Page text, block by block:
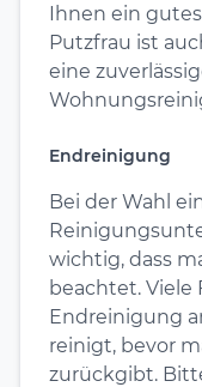
Ihnen ein
Putzfrau ist
eine
Endreinigung
Bei der Wahl
wichtig, dass
beachtet. Viele
Endreinigung
reinigt, bevor
zurückgibt.